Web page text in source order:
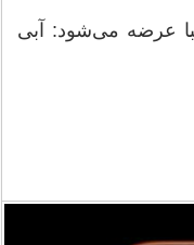
عرضه می‌شود: آبی